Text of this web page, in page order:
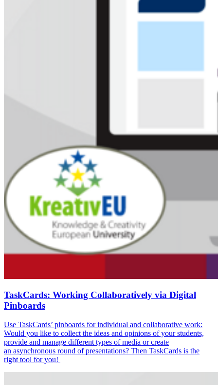
TaskCards: Working Collaboratively via Digital
Pinboards
Use TaskCards’ pinboards for individual and collaborative work:
Would you like to collect the ideas and opinions of your students,
provide and manage different types of media or create
an asynchronous round of presentations? Then TaskCards is the
right tool for you!